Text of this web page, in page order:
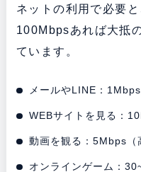
ネットの利用で必要
100Mbpsあれば大抵
ています。
メールやLINE：1Mbps
WEBサイトを見る：
動画を観る：5Mbps（
オンラインゲーム：